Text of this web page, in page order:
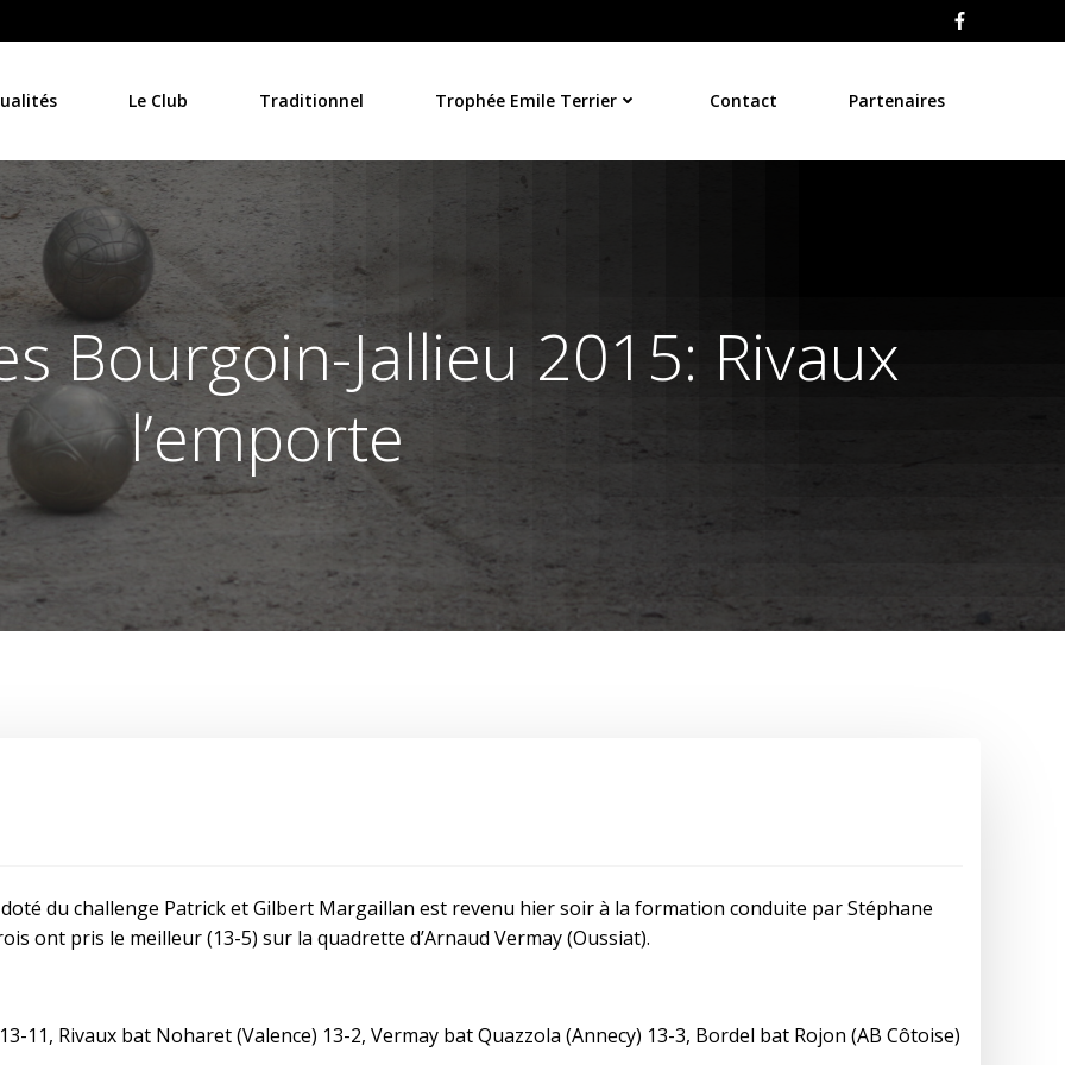
Le Club Traditionnel Trophée Emile Terrier Contact Partenaires
Bourgoin-Jallieu 2015: Rivaux
l’emporte
du challenge Patrick et Gilbert Margaillan est revenu hier soir à la formation conduite par Stéphane
ont pris le meilleur (13-5) sur la quadrette d’Arnaud Vermay (Oussiat).
11, Rivaux bat Noharet (Valence) 13-2, Vermay bat Quazzola (Annecy) 13-3, Bordel bat Rojon (AB Côtoise)